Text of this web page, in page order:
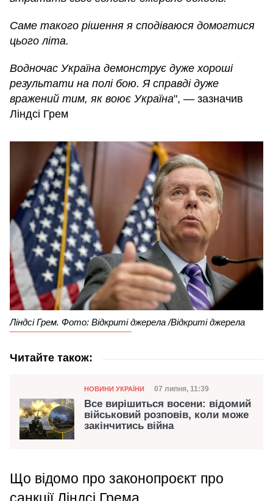
Саме такого рішення я сподіваюся домогтися
цього літа.
Водночас Україна демонструє дуже хороші
результати на полі бою. Я справді дуже
вражений тим, як воює Україна", — зазначив
Ліндсі Грем
Ліндсі Грем. Фото: Відкриті джерела /Відкриті джерела
Читайте також:
Категорія
НОВИНИ УКРАЇНИ Дата публікації
07 липня, 11:39
Все вирішиться восени: відомий
військовий розповів, коли може
закінчитись війна
Що відомо про законопроєкт про